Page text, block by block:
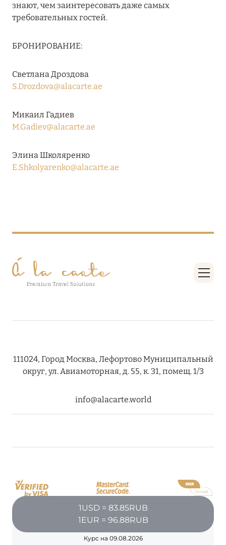
MANDARIN ORIENTAL JUMEIRA, DUBAI:
СКИДКИ ДО 30 % ОТ СУММЫ КОНТРАКТА НА
Подробнее
11 декабря 2024
КОНЦЕПЦИЯ «ВСЁ ВКЛЮЧЕНО – ВСЁ
ЭКСКЛЮЗИВНО»
HÔTEL BARRIÈRE LES NEIGES
Подробнее
27 сентября 2024
RIXOS PREMIUM SAADIYAT ISLAND ABU DHABI:
20 августа 2024
ВЫГОДНАЯ АРИФМЕТИКА ОТ ULTIMA GSTAAD
И ULTIMA COURCHEVEL
знают, чем заинтересовать даже самых
требовательных гостей.
БРОНИРОВАНИЕ:
Светлана Дроздова
S.Drozdova@alacarte.ae
Микаил Гадиев
M.Gadiev@alacarte.ae
Элина Школяренко
E.Shkolyarenko@alacarte.ae
111024, Город Москва, Лефортово Муниципальный
округ, ул. Авиамоторная, д. 55, к. 31, помещ. 1/3
info@alacarte.world
1USD = 83.85RUB
1EUR = 96.88RUB
Курс на 09.08.2026